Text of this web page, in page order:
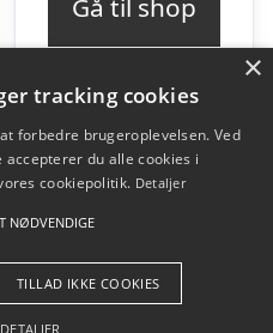
kr. 3.795,00.
Gå til shop
×
tracking cookies
forbedre brugeroplevelsen. Ved
du alle cookies i
cookiepolitik. Detaljer
NØDVENDIGE
TILLAD IKKE COOKIES